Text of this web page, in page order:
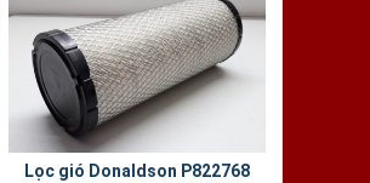
❅
Lọc gió Donaldson P822768